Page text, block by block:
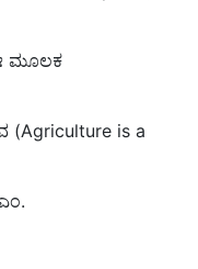
ಮೂಲಕ
(Agriculture is a